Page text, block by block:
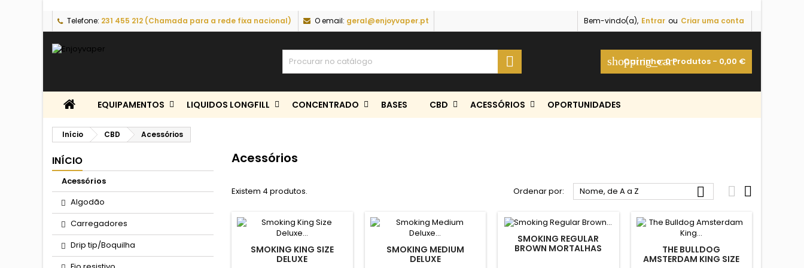
Telefone: 231 455 212 (Chamada para a rede fixa nacional) O email: geral@enjoyvaper.pt Bem-vindo(a), Entrar ou Criar uma conta
shopping_cart
Carrinho:0Produtos - 0,00 €

EQUIPAMENTOS LIQUIDOS LONGFILL CONCENTRADO BASES CBD ACESSÓRIOS OPORTUNIDADES
Início CBD Acessórios
INÍCIO
Acessórios
Algodão
Carregadores
Drip tip/Boquilha
Acessórios
Existem 4 produtos. Ordenar por: Nome, de A a Z   
SMOKING KING SIZE
DELUXE
SMOKING MEDIUM
DELUXE
SMOKING REGULAR
BROWN MORTALHAS
THE BULLDOG
AMSTERDAM KING SIZE